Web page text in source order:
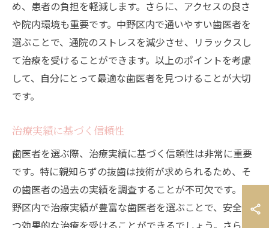
め、患者の負担を軽減します。さらに、アクセスの良さ
や院内環境も重要です。中野区内で通いやすい歯医者を
選ぶことで、通院のストレスを減少させ、リラックスし
て治療を受けることができます。以上のポイントを考慮
して、自分にとって最適な歯医者を見つけることが大切
です。
治療実績に基づく信頼性
歯医者を選ぶ際、治療実績に基づく信頼性は非常に重要
です。特に親知らずの抜歯は技術が求められるため、そ
の歯医者の過去の実績を調査することが不可欠です。中
野区内で治療実績が豊富な歯医者を選ぶことで、安全か
つ効果的な治療を受けることができるでしょう。さら